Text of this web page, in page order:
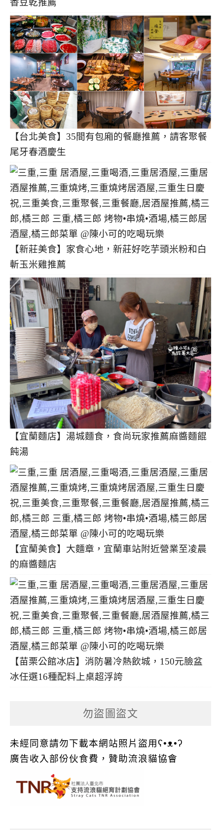
香豆乾推薦
【台北美食】35間有包廂的餐廳推薦，請客聚餐
尾牙春酒慶生
【新莊美食】家食心地，新莊好吃芋頭米粉和白
斬玉米雞推薦
【宜蘭麵店】湯城麵食，食尚玩家推薦麻醬麵餛
飩湯
【宜蘭美食】大麵章，宜蘭車站附近營業至凌晨
的麻醬麵店
【苗栗公館冰店】消防暑冷熱飲城，150元臉盆
冰任選16種配料上桌超浮誇
勿盜圖盜文
未經同意請勿下載本網站照片盜用ʕ•ᴥ•ʔ
廣告收入部份伙食費，贊助流浪貓協會